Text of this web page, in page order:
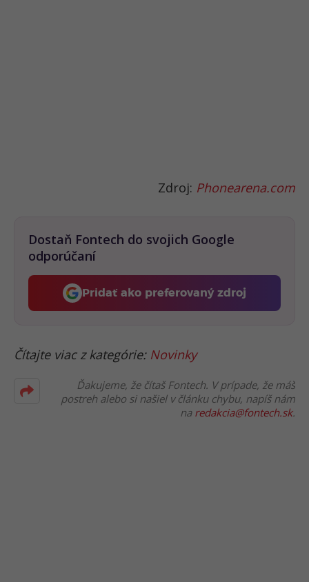
Zdroj: Phonearena.com
Dostaň Fontech do svojich Google
odporúčaní
Pridať ako preferovaný zdroj
Fontech, odkaz sa otvorí v
Čítajte viac z kategórie: Novinky
Ďakujeme, že čítaš Fontech. V prípade, že máš
postreh alebo si našiel v článku chybu, napíš nám
na redakcia@fontech.sk.